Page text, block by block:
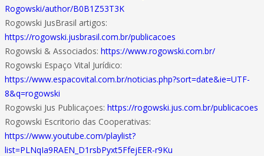
Rogowski/author/B0B1Z53T3K
Rogowski JusBrasil artigos:
https://rogowski.jusbrasil.com.br/publicacoes
Rogowski & Associados: https://www.rogowski.com.br/
Rogowski Espaço Vital Jurídico:
https://www.espacovital.com.br/noticias.php?sort=date&ie=UTF-
8&q=rogowski
Rogowski Jus Publicaçoes: https://rogowski.jus.com.br/publicacoes
Rogowski Escritorio das Cooperativas:
https://www.youtube.com/playlist?
list=PLNqIa9RAEN_D1rsbPyxt5FfejEER-r9Ku